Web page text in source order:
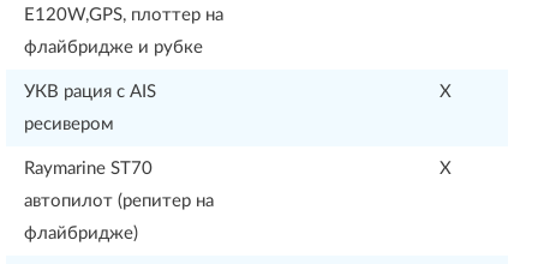
E120W,GPS, плоттер на
флайбридже и рубке
УКВ рация с AIS
ресивером
X
Raymarine ST70
автопилот (репитер на
флайбридже)
X